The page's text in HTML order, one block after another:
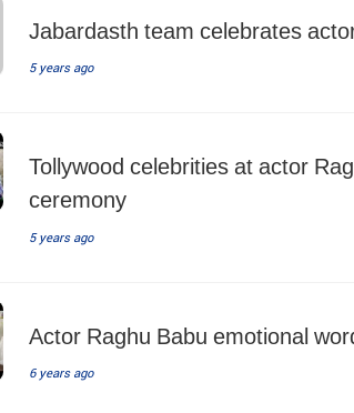
Jabardasth team celebrates
5 years ago
Tollywood celebrities at actor
ceremony
5 years ago
Actor Raghu Babu emotional
6 years ago